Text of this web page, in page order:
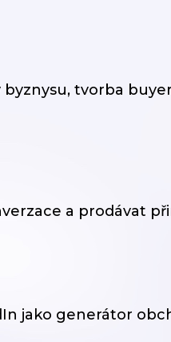
byznysu, tvorba
a prodávat
jako generátor